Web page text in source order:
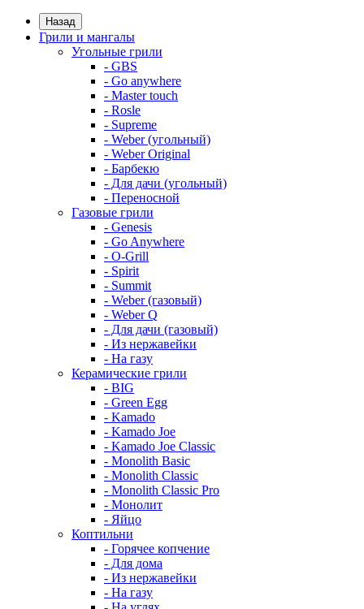
Назад
Грили и мангалы
Угольные грили
- GBS
- Go anywhere
- Master touch
- Rosle
- Supreme
- Weber (угольный)
- Weber Original
- Барбекю
- Для дачи (угольный)
- Переносной
Газовые грили
- Genesis
- Go Anywhere
- O-Grill
- Spirit
- Summit
- Weber (газовый)
- Weber Q
- Для дачи (газовый)
- Из нержавейки
- На газу
Керамические грили
- BIG
- Green Egg
- Kamado
- Kamado Joe
- Kamado Joe Classic
- Monolith Basic
- Monolith Classic
- Monolith Classic Pro
- Монолит
- Яйцо
Коптильни
- Горячее копчение
- Для дома
- Из нержавейки
- На газу